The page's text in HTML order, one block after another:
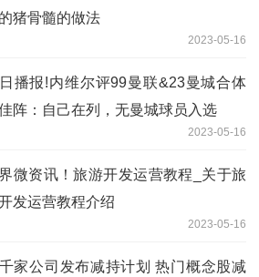
猪骨髓的做法
2023-05-16
播报!内维尔评99曼联&23曼城合体
阵：自己在列，无曼城球员入选
2023-05-16
微资讯！旅游开发运营教程_关于旅
发运营教程介绍
2023-05-16
家公司发布减持计划 热门概念股减